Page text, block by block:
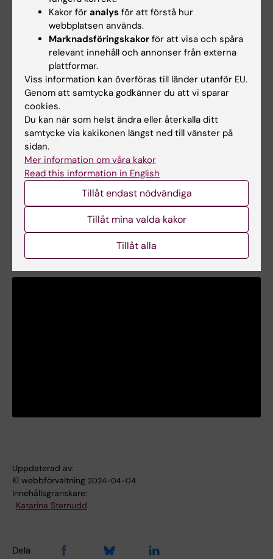
2014 var han sektionschef vid centret.
Magnus Nilsson disputerade vid KI 2004 och blev
docent 2011.
Sedan 2014 är han chef för enheten för kirurgi vid
CLINTEC och sedan juli 2017 stf prefekt vid
CLINTEC. Han är även bland annat ordförande för
SFOAK, Svensk förening för övre abdominell
kirurgi. Magnus Nilsson utnämndes den 1 juli 2017
till professor i kirurgi vid Karolinska Institutet.
Text: Anders Nilsson, först publicerad på
engelska i ”From Cell to Society” 2017.
Se en video
Uppdaterad av:
KI webbförvaltning 2024-04-04
Innehållsgranskare:
Katarina Sternudd
Dela
Kakor för analys för att förstå hur
webbplatsen används.
Marknadsföringskakor för att visa och spåra
relevant innehåll och annonser från externa
plattformar.
Viss information kan överföras till länder utanför EU.
Genom att samtycka godkänner du att vi sparar
cookies.
Du kan när som helst ändra eller återkalla ditt
samtycke via kakikonen längst ned till vänster på
sidan.
Mer information om våra kakor
Read this information in English
Tillåt endast nödvändiga
Tillåt mina valda kakor
Tillåt alla